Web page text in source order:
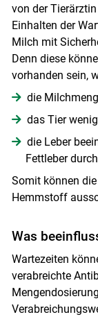
von der
Einhalten der
Milch mit
Denn diese
vorhanden sein,
die
das Tier
die Leber
Fettleber
Somit können
Hemmstoff
Was
Wartezeiten
verabreichte